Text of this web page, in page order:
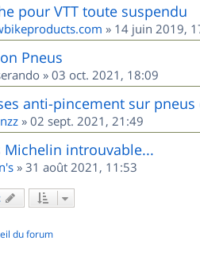
pour VTT toute suspendu
» 14 juin 2019,
Pneus
» 03 oct. 2021, 18:09
anti-pincement sur pneus
» 02 sept. 2021, 21:49
Michelin introuvable...
» 31 août 2021, 11:53
du forum